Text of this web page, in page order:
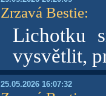
Zrzavá Bestie:
Lichotku
vysvětlit,
25.05.2026 16:07:32